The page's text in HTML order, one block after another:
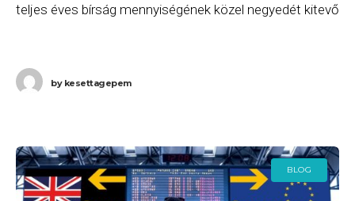
teljes éves bírság mennyiségének közel negyedét kitevő
bykesettagepem
BLOG